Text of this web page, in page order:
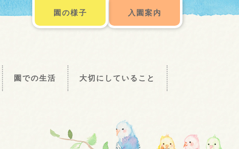
大切にしていること
園での生活
入園案内
園の様子